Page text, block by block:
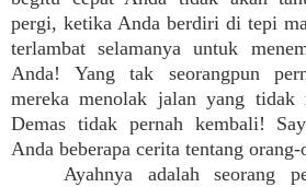
pergi, ketika Anda berdiri di tepi
terlambat selamanya untuk
Anda! Yang tak seorangpun
mereka menolak jalan yang tidak
Demas tidak pernah kembali!
Anda beberapa cerita tentang
Ayahnya adalah seorang